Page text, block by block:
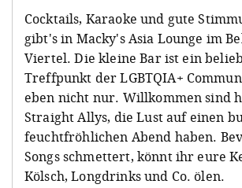
Cocktails, Karaoke und gute
gibt's in Macky's Asia Lounge im
Viertel. Die kleine Bar ist ein
Treffpunkt der LGBTQIA+
eben nicht nur. Willkommen sind
Straight Allys, die Lust auf einen
feuchtfröhlichen Abend haben.
Songs schmettert, könnt ihr eure
Kölsch, Longdrinks und Co. ölen.